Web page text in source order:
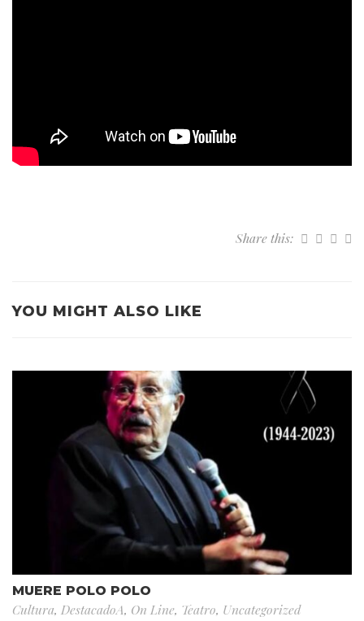
Share this:
YOU MIGHT ALSO LIKE
MUERE POLO POLO
Cultura, DestacadoA, On Line, Teatro, Uncategorized